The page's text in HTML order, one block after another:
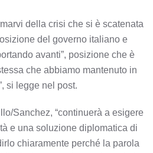
della crisi che si è scatenata
del governo italiano e
avanti”, posizione che è
che abbiamo mantenuto in
si legge nel post.
Sanchez, “continuerà a esigere
e una soluzione diplomatica di
chiaramente perché la parola